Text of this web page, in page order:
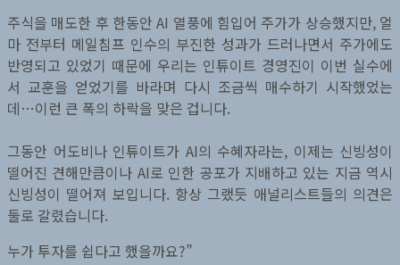
주식을 매도한 후 한동안 AI 열풍에 힘입어 주가가 상승했지만, 얼
마 전부터 메일침프 인수의 부진한 성과가 드러나면서 주가에도
반영되고 있었기 때문에 우리는 인튜이트 경영진이 이번 실수에
서 교훈을 얻었기를 바라며 다시 조금씩 매수하기 시작했었는
데…이런 큰 폭의 하락을 맞은 겁니다.
그동안 어도비나 인튜이트가 AI의 수혜자라는, 이제는 신빙성이
떨어진 견해만큼이나 AI로 인한 공포가 지배하고 있는 지금 역시
신빙성이 떨어져 보입니다. 항상 그랬듯 애널리스트들의 의견은
둘로 갈렸습니다.
누가 투자를 쉽다고 했을까요?”